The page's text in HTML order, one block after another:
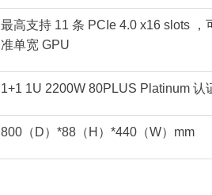
最高支持 11 条 PCIe 4.0 x16 slots
准单宽 GPU
1+1 1U 2200W 80PLUS Platinum 认
800（D）*88（H）*440（W）mm